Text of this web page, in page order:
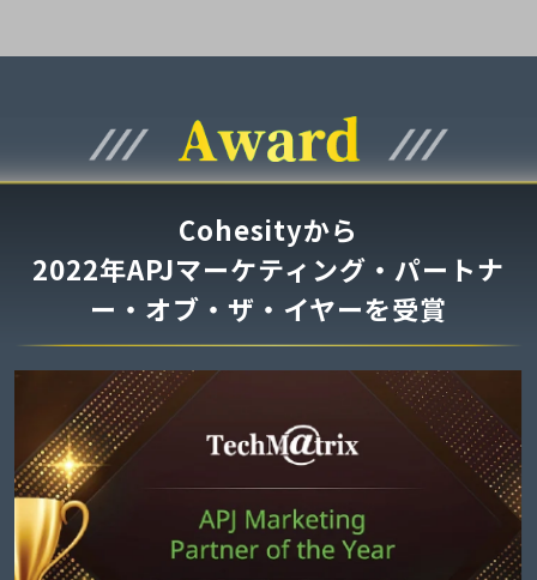
Cohesityから
2022年APJマーケティング・パートナ
ー・オブ・ザ・イヤーを受賞